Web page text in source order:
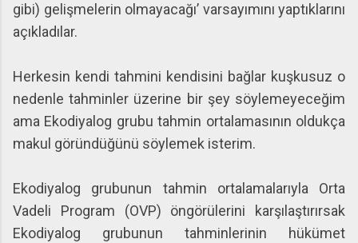
gibi) gelişmelerin olmayacağı’ varsayımını yaptıklarını
açıkladılar.
Herkesin kendi tahmini kendisini bağlar kuşkusuz o
nedenle tahminler üzerine bir şey söylemeyeceğim
ama Ekodiyalog grubu tahmin ortalamasının oldukça
makul göründüğünü söylemek isterim.
Ekodiyalog grubunun tahmin ortalamalarıyla Orta
Vadeli Program (OVP) öngörülerini karşılaştırırsak
Ekodiyalog grubunun tahminlerinin hükümet